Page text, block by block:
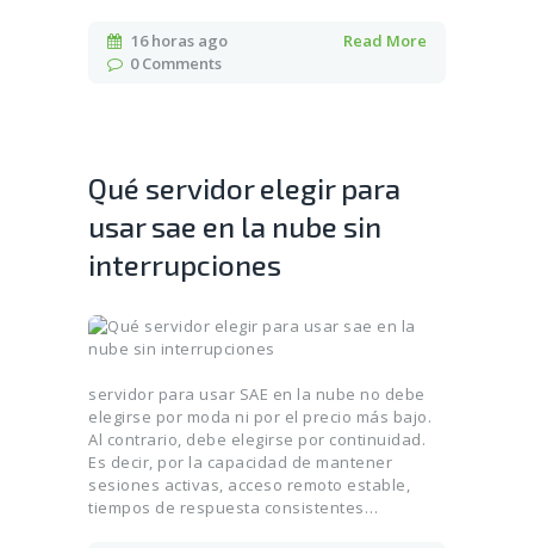
16 horas ago
0 Comments
Read More
Qué servidor elegir para
usar sae en la nube sin
interrupciones
servidor para usar SAE en la nube no debe
elegirse por moda ni por el precio más bajo.
Al contrario, debe elegirse por continuidad.
Es decir, por la capacidad de mantener
sesiones activas, acceso remoto estable,
tiempos de respuesta consistentes…